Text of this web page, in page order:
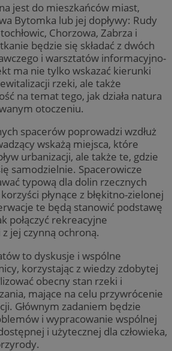
jest do mieszkańców miast,
Bytomka lub jej dopływy: Rudy
Chorzowa, Zabrza i
będzie się składać z dwóch
i warsztatów informacyjno-
ma nie tylko wskazać kierunki
rzeki, ale także
na temat tego, jak działa natura
otoczeniu.
spacerów poprowadzi wzdłuż
wskażą miejsca, które
urbanizacji, ale także te, gdzie
samodzielnie. Spacerowicze
typową dla dolin rzecznych
płynące z błękitno-zielonej
te będą stanowić podstawę
połączyć rekreacyjne
jej czynną ochroną.
to dyskusje i wspólne
korzystając z wiedzy zdobytej
obecny stan rzeki i
mające na celu przywrócenie
Głównym zadaniem będzie
i wypracowanie wspólnej
i użytecznej dla człowieka,